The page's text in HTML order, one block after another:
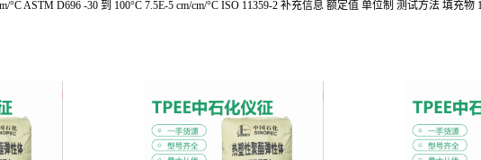
°C ASTM D696 -30 到 100°C 7.5E-5 cm/cm/°C ISO 11359-2 补充信息 额定值 单位制 测试方法 填充物